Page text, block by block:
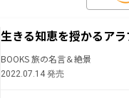
生きる知恵を授かるア
BOOKS 旅の名言＆絶景
2022.07.14 発売